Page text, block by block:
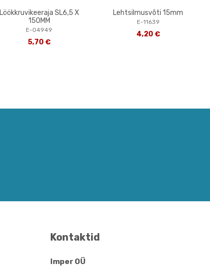
Löökkruvikeeraja SL6,5 X
150MM
E-04949
5,70 €
Lehtsilmusvõti 15mm
E-11639
4,20 €
Kontaktid
Imper OÜ